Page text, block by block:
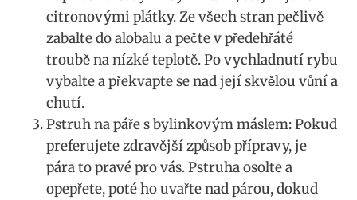
citronovými plátky. Ze všech stran pečlivě
zabalte‌ do alobalu a pečte⁢ v předehřáté
troubě na nízké ⁣teplotě. Po⁢ vychladnutí ​rybu
vybalte a překvapte⁢ se‌ nad ‌její skvělou vůní a‌
chutí.
Pstruh ‌na páře s bylinkovým ​máslem: Pokud
preferujete zdravější způsob přípravy, je⁢
pára to pravé ​pro vás. Pstruha osolte a
‌opepřete, poté ho⁢ uvařte nad párou, dokud